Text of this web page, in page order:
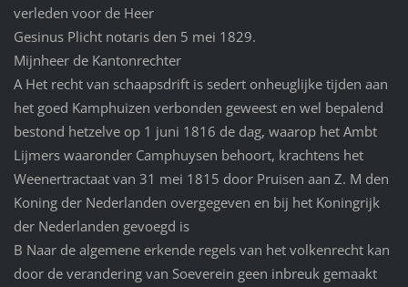
verleden voor de Heer
Gesinus Plicht notaris den 5 mei 1829.
Mijnheer de Kantonrechter
A Het recht van schaapsdrift is sedert onheuglijke tijden aan
het goed Kamphuizen verbonden geweest en wel bepalend
bestond hetzelve op 1 juni 1816 de dag, waarop het Ambt
Lijmers waaronder Camphuysen behoort, krachtens het
Weenertractaat van 31 mei 1815 door Pruisen aan Z. M den
Koning der Nederlanden overgegeven en bij het Koningrijk
der Nederlanden gevoegd is
B Naar de algemene erkende regels van het volkenrecht kan
door de verandering van Soeverein geen inbreuk gemaakt